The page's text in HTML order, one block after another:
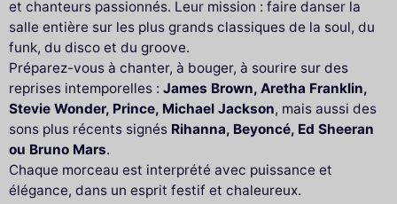
et chanteurs passionnés. Leur mission : faire danser la
salle entière sur les plus grands classiques de la soul, du
funk, du disco et du groove.
Préparez-vous à chanter, à bouger, à sourire sur des
reprises intemporelles : James Brown, Aretha Franklin,
Stevie Wonder, Prince, Michael Jackson, mais aussi des
sons plus récents signés Rihanna, Beyoncé, Ed Sheeran
ou Bruno Mars.
Chaque morceau est interprété avec puissance et
élégance, dans un esprit festif et chaleureux.